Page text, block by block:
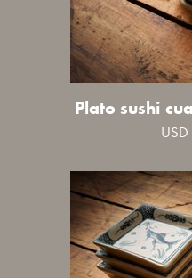
Plato sushi
USD